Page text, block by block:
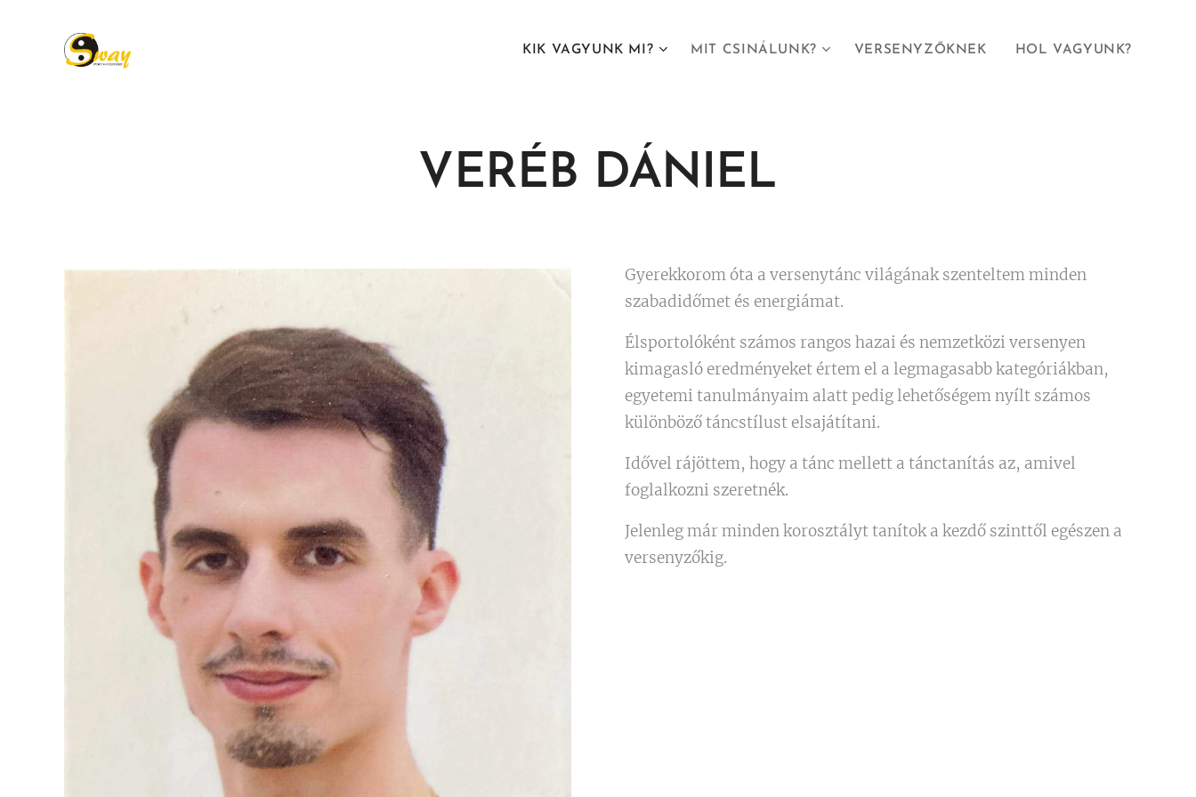
KIK VAGYUNK MI? MIT CSINÁLUNK? VERSENYZŐKNEK HOL VAGYUNK?
VERÉB DÁNIEL
Gyerekkorom óta a versenytánc világának szenteltem minden
szabadidőmet és energiámat.
Élsportolóként számos rangos hazai és nemzetközi versenyen
kimagasló eredményeket értem el a legmagasabb kategóriákban,
egyetemi tanulmányaim alatt pedig lehetőségem nyílt számos
különböző táncstílust elsajátítani.
Idővel rájöttem, hogy a tánc mellett a tánctanítás az, amivel
foglalkozni szeretnék.
Jelenleg már minden korosztályt tanítok a kezdő szinttől egészen a
versenyzőkig.